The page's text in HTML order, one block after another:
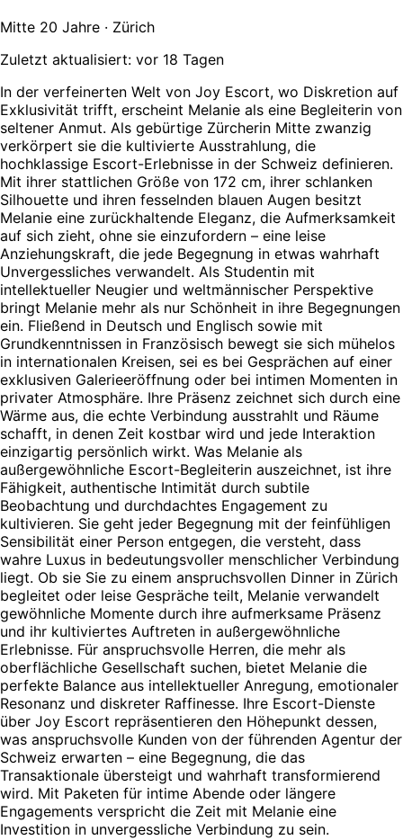
Mitte 20 Jahre · Zürich
Zuletzt aktualisiert: vor 18 Tagen
In der verfeinerten Welt von Joy Escort, wo Diskretion auf
Exklusivität trifft, erscheint Melanie als eine Begleiterin von
seltener Anmut. Als gebürtige Zürcherin Mitte zwanzig
verkörpert sie die kultivierte Ausstrahlung, die
hochklassige Escort-Erlebnisse in der Schweiz definieren.
Mit ihrer stattlichen Größe von 172 cm, ihrer schlanken
Silhouette und ihren fesselnden blauen Augen besitzt
Melanie eine zurückhaltende Eleganz, die Aufmerksamkeit
auf sich zieht, ohne sie einzufordern – eine leise
Anziehungskraft, die jede Begegnung in etwas wahrhaft
Unvergessliches verwandelt. Als Studentin mit
intellektueller Neugier und weltmännischer Perspektive
bringt Melanie mehr als nur Schönheit in ihre Begegnungen
ein. Fließend in Deutsch und Englisch sowie mit
Grundkenntnissen in Französisch bewegt sie sich mühelos
in internationalen Kreisen, sei es bei Gesprächen auf einer
exklusiven Galerieeröffnung oder bei intimen Momenten in
privater Atmosphäre. Ihre Präsenz zeichnet sich durch eine
Wärme aus, die echte Verbindung ausstrahlt und Räume
schafft, in denen Zeit kostbar wird und jede Interaktion
einzigartig persönlich wirkt. Was Melanie als
außergewöhnliche Escort-Begleiterin auszeichnet, ist ihre
Fähigkeit, authentische Intimität durch subtile
Beobachtung und durchdachtes Engagement zu
kultivieren. Sie geht jeder Begegnung mit der feinfühligen
Sensibilität einer Person entgegen, die versteht, dass
wahre Luxus in bedeutungsvoller menschlicher Verbindung
liegt. Ob sie Sie zu einem anspruchsvollen Dinner in Zürich
begleitet oder leise Gespräche teilt, Melanie verwandelt
gewöhnliche Momente durch ihre aufmerksame Präsenz
und ihr kultiviertes Auftreten in außergewöhnliche
Erlebnisse. Für anspruchsvolle Herren, die mehr als
oberflächliche Gesellschaft suchen, bietet Melanie die
perfekte Balance aus intellektueller Anregung, emotionaler
Resonanz und diskreter Raffinesse. Ihre Escort-Dienste
über Joy Escort repräsentieren den Höhepunkt dessen,
was anspruchsvolle Kunden von der führenden Agentur der
Schweiz erwarten – eine Begegnung, die das
Transaktionale übersteigt und wahrhaft transformierend
wird. Mit Paketen für intime Abende oder längere
Engagements verspricht die Zeit mit Melanie eine
Investition in unvergessliche Verbindung zu sein.